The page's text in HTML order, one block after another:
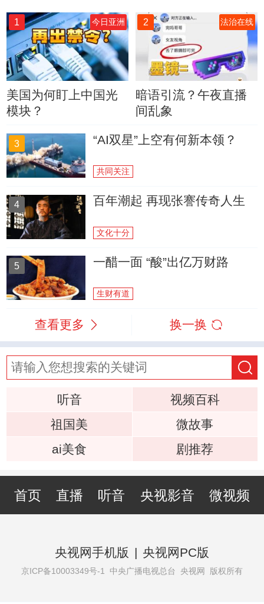
1 今日亚洲
美国为何盯上中国光
模块？
2 法治在线
暗语引流？午夜直播
间乱象
3 “AI双星”上空有何新本领？
共同关注
4 百年潮起 再现张謇传奇人生
文化十分
5 一醋一面 “酸”出亿万财路
生财有道
查看更多 换一换
听音
视频百科
祖国美
微故事
ai美食
剧推荐
首页 直播 听音 央视影音 微视频
央视网手机版 | 央视网PC版
京ICP备10003349号-1 中央广播电视总台 央视网 版权所有